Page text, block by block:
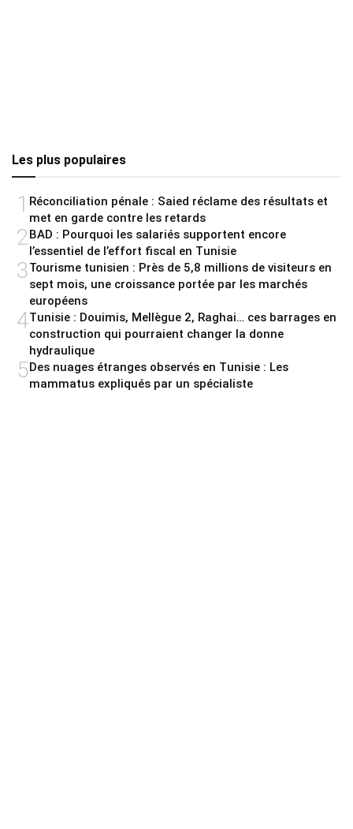
Les plus populaires
1 Réconciliation pénale : Saied réclame des résultats et
met en garde contre les retards
2 BAD : Pourquoi les salariés supportent encore
l’essentiel de l’effort fiscal en Tunisie
3Tourisme tunisien : Près de 5,8 millions de visiteurs en
sept mois, une croissance portée par les marchés
européens
4Tunisie : Douimis, Mellègue 2, Raghai… ces barrages en
construction qui pourraient changer la donne
hydraulique
5Des nuages étranges observés en Tunisie : Les
mammatus expliqués par un spécialiste